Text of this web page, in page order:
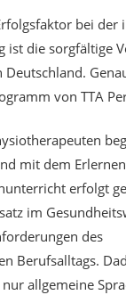
bei der
ist die sorgfältige
von TTA
mit dem
erfolgt
im
des
Berufsalltags.
allgemeine